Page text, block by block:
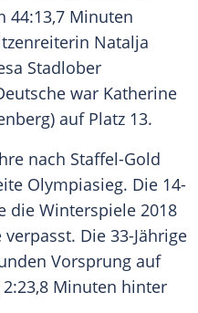
44:13,7 Minuten
Natalja
Stadlober
war Katherine
auf Platz 13.
nach Staffel-Gold
Olympiasieg. Die 14-
die Winterspiele 2018
verpasst. Die 33-Jährige
Vorsprung auf
Minuten hinter